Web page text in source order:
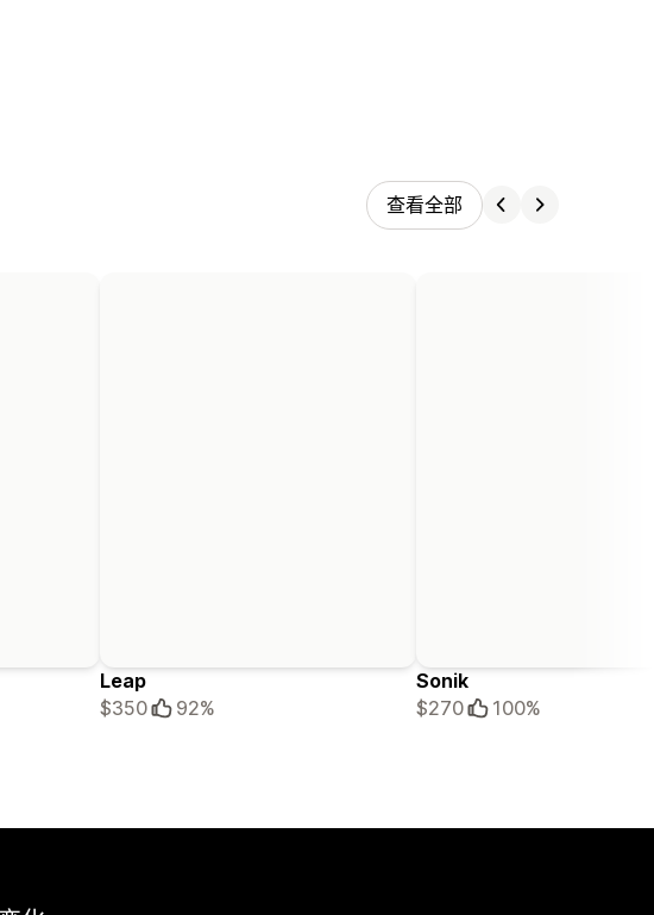
查看全部
Leap
$350
92%
Sonik
$270
100%